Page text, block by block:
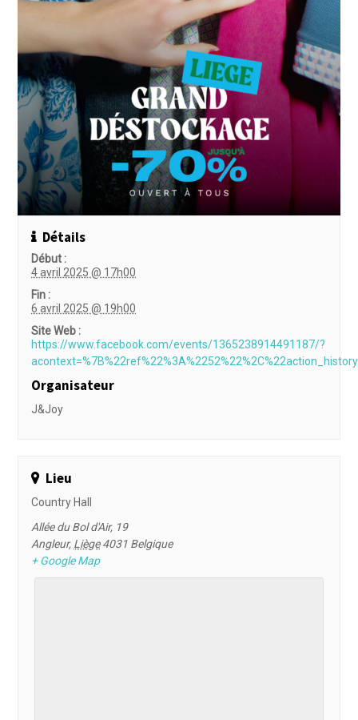
Détails
Début :
4 avril 2025 @ 17h00
Fin :
6 avril 2025 @ 19h00
Site Web :
https://www.facebook.com/events/1365238914491187/?
Organisateur
J&Joy
Lieu
Country Hall
Allée du Bol d'Air, 19
Angleur, Liège 4031 Belgique
+ Google Map